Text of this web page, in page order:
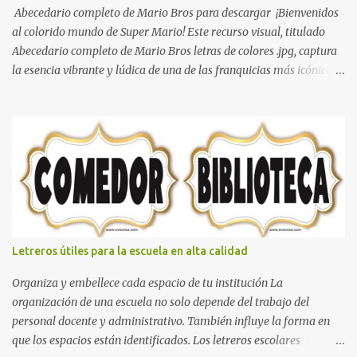
Abecedario completo de Mario Bros para descargar ¡Bienvenidos
al colorido mundo de Super Mario! Este recurso visual, titulado
Abecedario completo de Mario Bros letras de colores .jpg, captura
la esencia vibrante y lúdica de una de las franquicias más icónicas
tipografía clásica y robusta que los fans han reconocido por
décadas. En esta primera sección, el abecedario nos presenta:
Identidad Visual: Un diseño de bloques con bordes negros gruesos
que resaltan sobre cualquier fondo. Paleta de Colores: Una
secuencia dinámica que alterna entre el rojo de Mario, el verde de
Luigi, y los tonos azul y amarillo clásicos de los elementos del
juego. Contenido Actual: La imagen muestra la organización desde
la letra A hasta la M, estableciendo el estilo geométrico y divertido
que define a toda la colección. Primera parte del juego de letras
in...
Letreros útiles para la escuela en alta calidad
Organiza y embellece cada espacio de tu institución La
organización de una escuela no solo depende del trabajo del
personal docente y administrativo. También influye la forma en
que los espacios están identificados. Los letreros escolares